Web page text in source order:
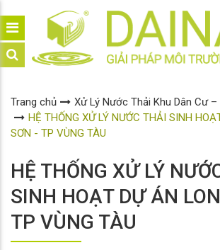
Trang chủ
Xử Lý Nước Thải Khu Dân Cư –
HỆ THỐNG XỬ LÝ NƯỚC THẢI SINH
SƠN - TP VÙNG TÀU
HỆ THỐNG XỬ LÝ
SINH HOẠT DỰ ÁN
TP VÙNG TÀU